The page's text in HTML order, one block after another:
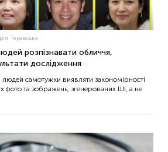
Теравська
розпізнавати обличчя,
дослідження
самотужки виявляти закономірності
фото та зображень, згенерованих ШІ, а не